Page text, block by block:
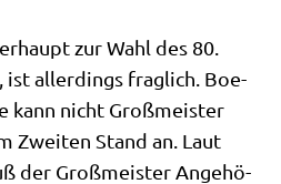
zur Wahl des 80.
ist aller­dings frag­lich. Boe­
kann nicht Groß­mei­ster
Zwei­ten Stand an. Laut
der Groß­mei­ster Ange­hö­